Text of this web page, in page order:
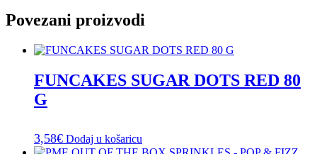
Povezani proizvodi
FUNCAKES SUGAR DOTS RED 80
G
3,58€ Dodaj u košaricu